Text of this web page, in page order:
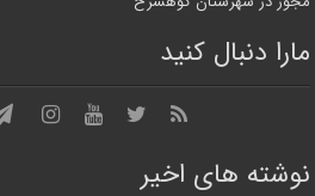
مارا دنبال کنید
نوشته های اخیر